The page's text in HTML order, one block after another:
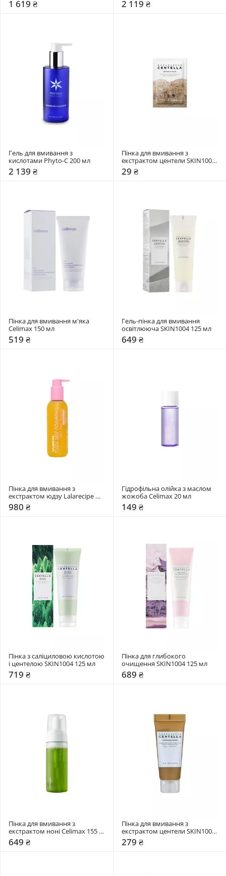
1 619 ₴ 2 119 ₴
Гель для вмивання з
кислотами Phyto-C 200 мл
2 139 ₴
Пінка для вмивання з
екстрактом центели SKIN1004
1,5 мл
29 ₴
Пінка для вмивання м'яка
Celimax 150 мл
519 ₴
Гель-пінка для вмивання
освітлююча SKIN1004 125 мл
649 ₴
Пінка для вмивання з
екстрактом юдзу Lalarecipe
200 мл
980 ₴
Гідрофільна олійка з маслом
жожоба Celimax 20 мл
149 ₴
Пінка з саліциловою кислотою
і центелою SKIN1004 125 мл
719 ₴
Пінка для глибокого
очищення SKIN1004 125 мл
689 ₴
Пінка для вмивання з
екстрактом ноні Celimax 155
мл
649 ₴
Пінка для вмивання з
екстрактом центели SKIN1004
20 мл
279 ₴